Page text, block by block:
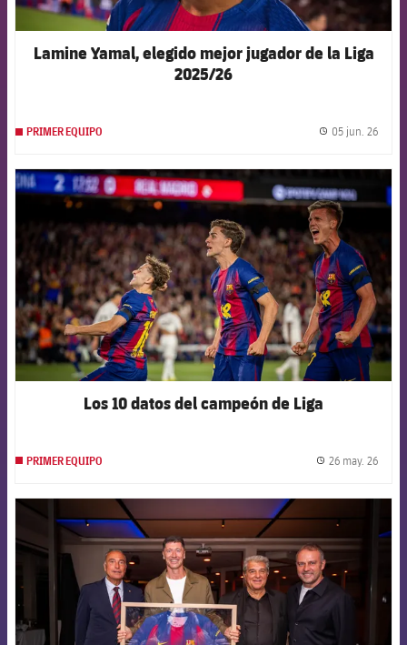
Lamine Yamal, elegido mejor jugador de la Liga
2025/26
PRIMER EQUIPO 05 jun. 26
FCB Barcelona badge
Los 10 datos del campeón de Liga
PRIMER EQUIPO 26 may. 26
FCB Barcelona badge